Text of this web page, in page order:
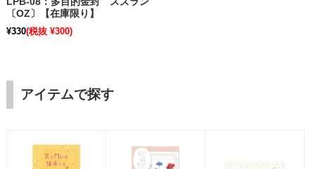
〔OZ〕【在庫限り】
¥330(税抜 ¥300)
アイテムで探す